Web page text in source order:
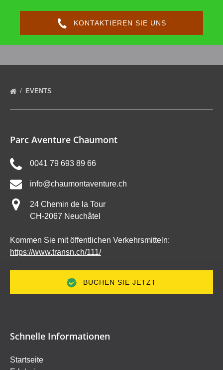
KONTAKTIEREN SIE UNS
EVENTS
Parc Aventure Chaumont
0041 79 693 89 66
info@chaumontaventure.ch
24 Chemin de la Tour
CH-2067 Neuchâtel
Kommen Sie mit öffentlichen Verkehrsmitteln:
https://www.transn.ch/111/
BUCHEN SIE JETZT
Schnelle Informationen
Startseite